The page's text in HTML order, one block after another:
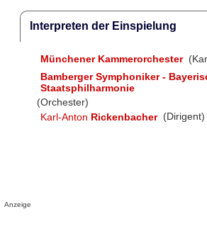
Interpreten der Einspielung
Münchener Kammerorchester
Bamberger Symphoniker -
Staatsphilharmonie
(Orchester)
Karl-Anton Rickenbacher (Dirigent)
Anzeige